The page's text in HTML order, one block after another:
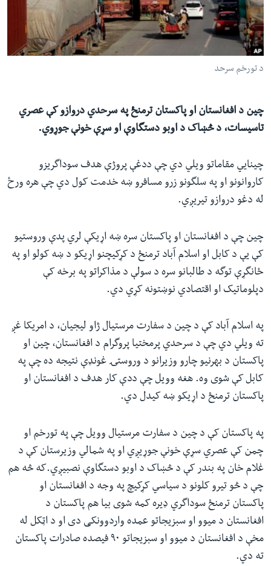
شئ
لټون
ځای
له مونږ سره په تماس کې پاتې شئ
د تورخم سرحد
چین د افغانستان او پاکستان ترمنځ په سرحدي دروازو کې عصري
تاسیسات، د څښاک د اوبو دستگاوې او سړې خونې جوړوي.
چینایي مقاماتو ویلي دي چې ددغې پروژې هدف سوداگریزو
کاروانونو او په سلگونو زرو مسافرو ښه خدمت کول دي چې هره ورځ
له دغو دروازو تیریږي.
چین چې د افغانستان او پاکستان سره ښه اړیکې لري پدې وروستیو
کې یې د کابل او اسلام آباد ترمنځ د کړکیچنو اړیکو د ښه کولو او په
ځانگړې توگه د طالبانو سره د سولې د مذاکراتو په برخه کې
دپلوماتیک او اقتصادي نوښتونه کړي دي.
په اسلام آباد کې د چین د سفارت مرستیال ژاو لیجیان، د امریکا غږ
ته ویلي دي چې د سرحدي پرمختیا پروگرام د افغانستان، چین او
پاکستان د بهرنیو چارو وزیرانو د وروستۍ غونډې نتیجه ده چې په
کابل کې شوی وه. هغه وویل چې ددې کار هدف د افغانستان او
پاکستان ترمنځ د اړیکو ښه کیدل دي.
په پاکستان کې د چین د سفارت مرستیال وویل چې په تورخم او
چمن کې عصري سړې خونې جوړیږي او په شمالي وزیرستان کې د
غلام خان په بندر کې د څښاک د اوبو دستگاوې نصبیږي.که څه هم
چې د څو تیرو کلونو د سیاسي کړکیچ په وجه د افغانستان او
پاکستان ترمنځ سوداگري ډیره کمه شوی بیا هم پاکستان د
افغانستان د میوو او سبزیجاتو عمده واردوونکی دی او د اټکل له
مخې د افغانستان د میوو او سبزیجاتو ٩٠ فیصده صادرات پاکستان
ته دي.